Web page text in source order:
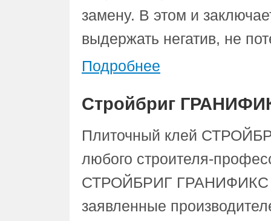
замену. В этом и
выдержать негатив, не
Подробнее
Стройбриг
Плиточный клей
любого строителя-
СТРОЙБРИГ ГРАНИФИКС
заявленные